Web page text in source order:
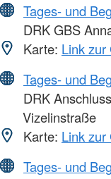
Tages- und
DRK GBS
Karte: Link zur
Tages- und
DRK
Vizelinstraße
Karte: Link zur
Tages- und